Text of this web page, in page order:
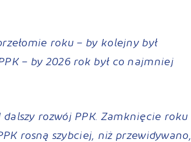
roku – by kolejny był
– by 2026 rok był co najmniej
rozwój PPK. Zamknięcie roku
rosną szybciej, niż przewidywano,